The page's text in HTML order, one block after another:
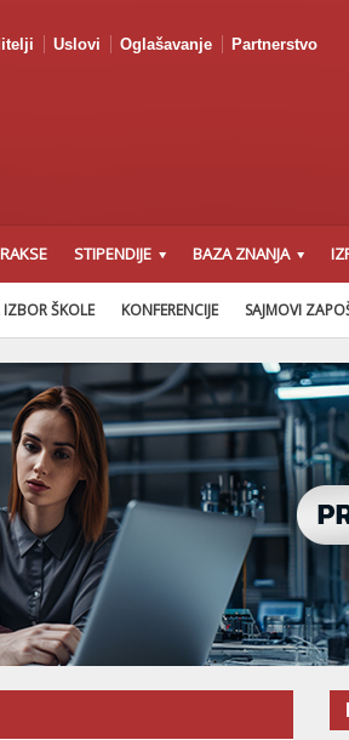
Uslovi Oglašavanje Partnerstvo
STIPENDIJE BAZA ZNANJA
ŠKOLE KONFERENCIJE SAJMOVI